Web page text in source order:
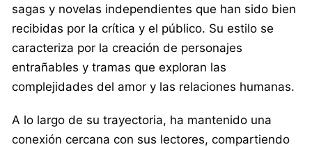
sagas y novelas independientes que han sido bien
recibidas por la crítica y el público. Su estilo se
caracteriza por la creación de personajes
entrañables y tramas que exploran las
complejidades del amor y las relaciones humanas.
A lo largo de su trayectoria, ha mantenido una
conexión cercana con sus lectores, compartiendo